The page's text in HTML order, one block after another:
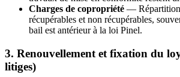
Charges de copropriété — Répartition
récupérables et non récupérables,
bail est antérieur à la loi Pinel.
3. Renouvellement et fixation du
litiges)